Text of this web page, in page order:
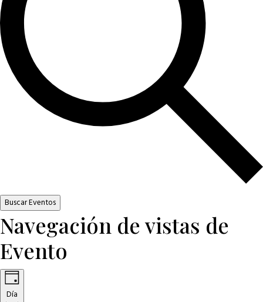
Buscar Eventos
Navegación de vistas de
Evento
Día